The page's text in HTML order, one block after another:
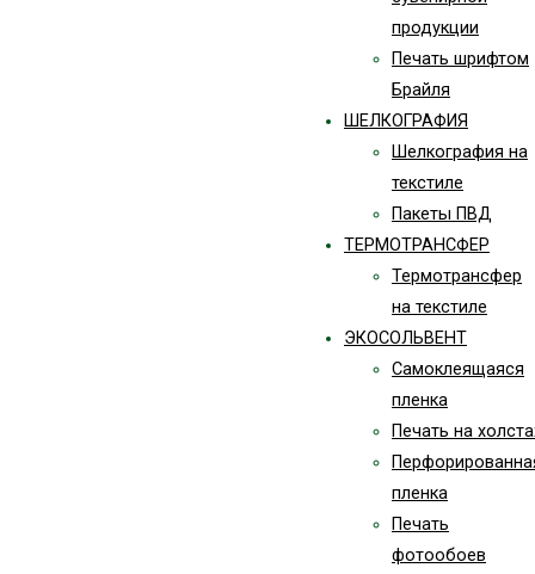
продукции
Печать шрифтом
Брайля
ШЕЛКОГРАФИЯ
Шелкография на
текстиле
Пакеты ПВД
ТЕРМОТРАНСФЕР
Термотрансфер
на текстиле
ЭКОСОЛЬВЕНТ
Самоклеящаяся
пленка
Печать на
пленка
Печать
фотообоев